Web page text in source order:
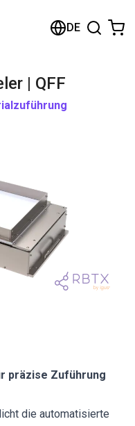
DE
| QFF
präzise Zuführung
die automatisierte